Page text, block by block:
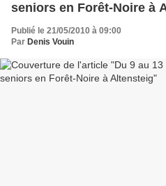
seniors en Forêt-Noire à
Publié le 21/05/2010 à 09:00
Par Denis Vouin